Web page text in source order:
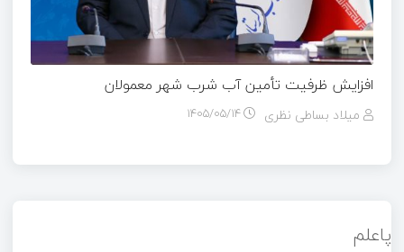
افزایش ظرفیت تأمین آب شرب شهر معمولان
میلاد بساطی نظری ۱۴۰۵/۰۵/۱۴
پاعلم